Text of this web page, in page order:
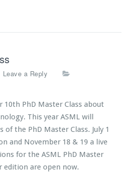
Leave a Reply
10th PhD Master Class about
This year ASML will
the PhD Master Class. July 1
and November 18 & 19 a live
for the ASML PhD Master
edition are open now.